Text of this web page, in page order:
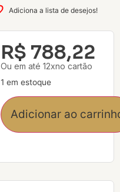
Adiciona a lista de desejos!
R$ 788,22
Ou em até 12xno cartão
1 em estoque
Adicionar ao